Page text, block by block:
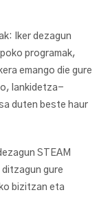
Iker dezagun
programak,
emango die gure
lankidetza-
duten beste haur
STEAM
gure
bizitzan eta